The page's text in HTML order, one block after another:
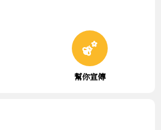
emoji_nature
幫你宣傳